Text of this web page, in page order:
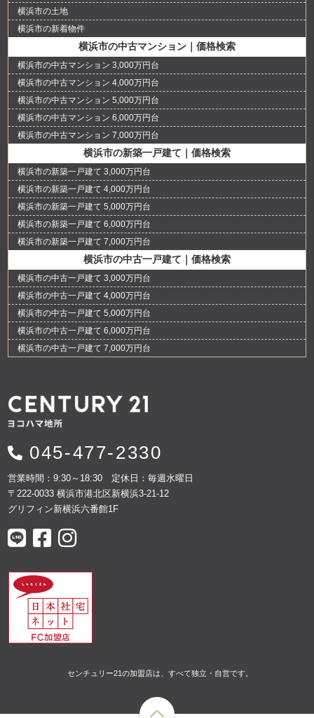
横浜市の土地
横浜市の新着物件
横浜市の中古マンション｜価格検索
横浜市の中古マンション 3,000万円台
横浜市の中古マンション 4,000万円台
横浜市の中古マンション 5,000万円台
横浜市の中古マンション 6,000万円台
横浜市の中古マンション 7,000万円台
横浜市の新築一戸建て｜価格検索
横浜市の新築一戸建て 3,000万円台
横浜市の新築一戸建て 4,000万円台
横浜市の新築一戸建て 5,000万円台
横浜市の新築一戸建て 6,000万円台
横浜市の新築一戸建て 7,000万円台
横浜市の中古一戸建て｜価格検索
横浜市の中古一戸建て 3,000万円台
横浜市の中古一戸建て 4,000万円台
横浜市の中古一戸建て 5,000万円台
横浜市の中古一戸建て 6,000万円台
横浜市の中古一戸建て 7,000万円台
045-477-2330
営業時間：9:30～18:30 定休日：毎週水曜日
〒222-0033 横浜市港北区新横浜3-21-12
グリフィン新横浜六番館1F
センチュリー21の加盟店は、すべて独立・自営です。